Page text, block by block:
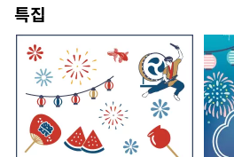
타의 매력을 “전해”, 관
지역의 발전에 “공헌”할
다 합니다.
특집